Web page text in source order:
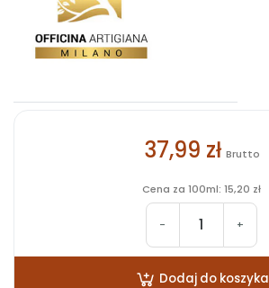
37,99 zł Brutto
Cena za 100ml: 15,20 zł
- +
Dodaj do koszyka